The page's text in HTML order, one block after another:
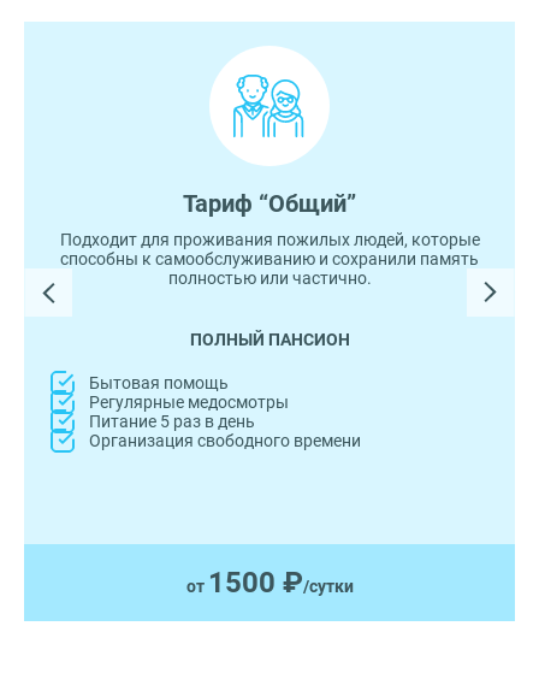
Тариф “Общий”
Подходит для проживания пожилых людей, которые
способны к самообслуживанию и сохранили память
полностью или частично.
ПОЛНЫЙ ПАНСИОН
Бытовая помощь
Регулярные медосмотры
Питание 5 раз в день
Организация свободного времени
от 1500 ₽/сутки